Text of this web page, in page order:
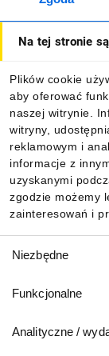
Na tej stronie
Plików cookie
aby oferować
naszej witrynie.
witryny,
reklamowym i
informacje z
uzyskanymi
zgodzie możemy
zainteresowań i
zgody
Niezbędne
Funkcjonalne
Analityczne /
O firmie
Informacje